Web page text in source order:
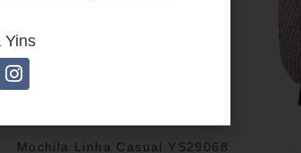
Mochila Linha Casual YS29068
Yins